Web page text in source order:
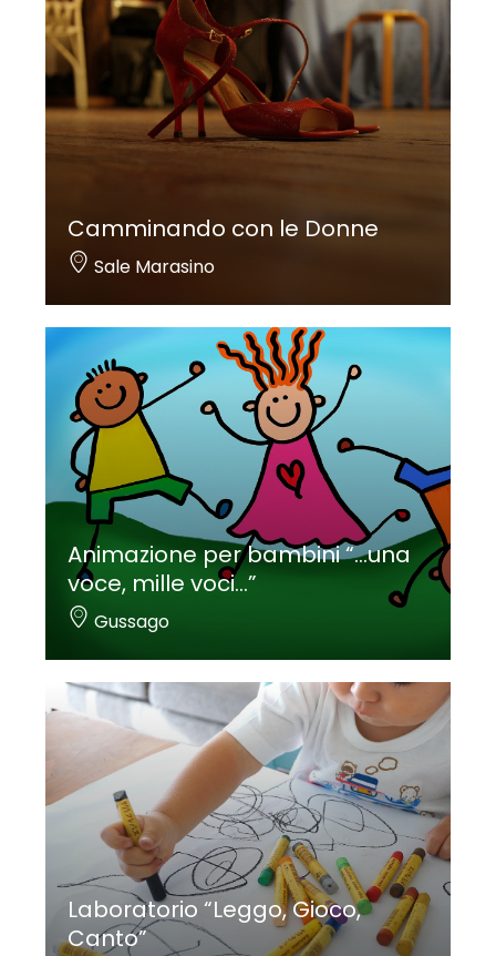
Camminando con le Donne
Sale Marasino
Animazione per bambini “…una
voce, mille voci…”
Gussago
Laboratorio “Leggo, Gioco,
Canto”